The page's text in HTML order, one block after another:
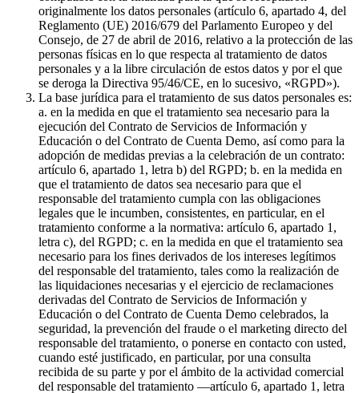
originalmente los datos personales (artículo 6, apartado 4, del
Reglamento (UE) 2016/679 del Parlamento Europeo y del
Consejo, de 27 de abril de 2016, relativo a la protección de las
personas físicas en lo que respecta al tratamiento de datos
personales y a la libre circulación de estos datos y por el que
se deroga la Directiva 95/46/CE, en lo sucesivo, «RGPD»).
La base jurídica para el tratamiento de sus datos personales es:
a. en la medida en que el tratamiento sea necesario para la
ejecución del Contrato de Servicios de Información y
Educación o del Contrato de Cuenta Demo, así como para la
adopción de medidas previas a la celebración de un contrato:
artículo 6, apartado 1, letra b) del RGPD; b. en la medida en
que el tratamiento de datos sea necesario para que el
responsable del tratamiento cumpla con las obligaciones
legales que le incumben, consistentes, en particular, en el
tratamiento conforme a la normativa: artículo 6, apartado 1,
letra c), del RGPD; c. en la medida en que el tratamiento sea
necesario para los fines derivados de los intereses legítimos
del responsable del tratamiento, tales como la realización de
las liquidaciones necesarias y el ejercicio de reclamaciones
derivadas del Contrato de Servicios de Información y
Educación o del Contrato de Cuenta Demo celebrados, la
seguridad, la prevención del fraude o el marketing directo del
responsable del tratamiento, o ponerse en contacto con usted,
cuando esté justificado, en particular, por una consulta
recibida de su parte y por el ámbito de la actividad comercial
del responsable del tratamiento —artículo 6, apartado 1, letra